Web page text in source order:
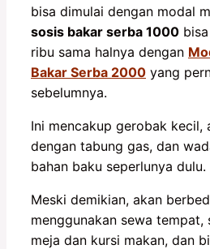
bisa dimulai dengan modal
sosis bakar serba 1000
ribu sama halnya dengan
Bakar Serba 2000 yang
sebelumnya.
Ini mencakup gerobak kecil,
dengan tabung gas, dan
bahan baku seperlunya dulu.
Meski demikian, akan
menggunakan sewa tempat,
meja dan kursi makan, dan